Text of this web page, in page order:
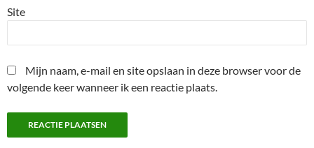
Site
Mijn naam, e-mail en site opslaan in deze browser voor de
volgende keer wanneer ik een reactie plaats.